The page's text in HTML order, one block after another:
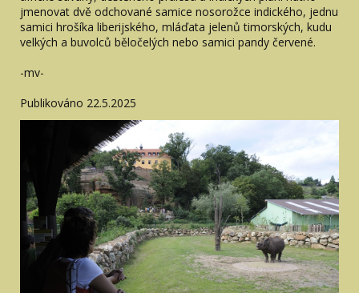
jmenovat dvě odchované samice nosorožce indického, jednu
samici hrošíka liberijského, mláďata jelenů timorských, kudu
velkých a buvolců běločelých nebo samici pandy červené.
-mv-
Publikováno 22.5.2025